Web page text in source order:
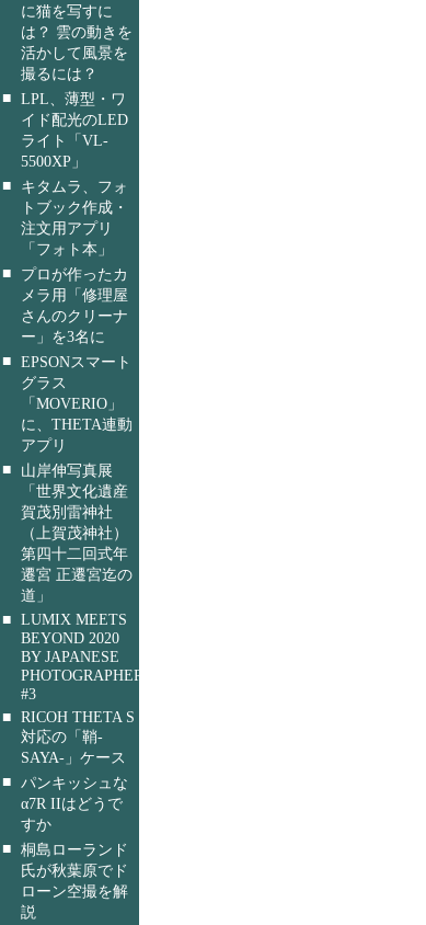
に猫を写すに
は？ 雲の動きを
活かして風景を
撮るには？
■ LPL、薄型・ワ
イド配光のLED
ライト「VL-
5500XP」
■
キタムラ、フォ
トブック作成・
注文用アプリ
「フォト本」
■
プロが作ったカ
メラ用「修理屋
さんのクリーナ
ー」を3名に
■ EPSONスマート
グラス
「MOVERIO」
に、THETA連動
アプリ
■
山岸伸写真展
「世界文化遺産
賀茂別雷神社
（上賀茂神社）
第四十二回式年
遷宮 正遷宮迄の
道」
■ LUMIX MEETS
BEYOND 2020
BY JAPANESE
PHOTOGRAPHERS
#3
■ RICOH THETA S
対応の「鞘-
SAYA-」ケース
■ パンキッシュな
α7R IIはどうで
すか
■ 桐島ローランド
氏が秋葉原でド
ローン空撮を解
説